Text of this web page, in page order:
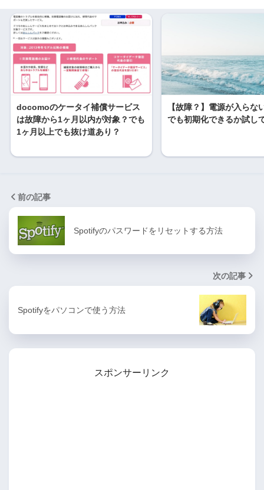
docomoのケータイ補償サービス
は故障から1ヶ月以内が対象？でも
1ヶ月以上でも抜け道あり？
【故障？】電源が入らな
でも初期化できるか試し
前の記事
Spotifyのパスワードをリセットする方法
次の記事
Spotifyをパソコンで使う方法
スポンサーリンク